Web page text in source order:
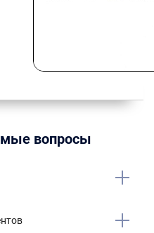
вопросы